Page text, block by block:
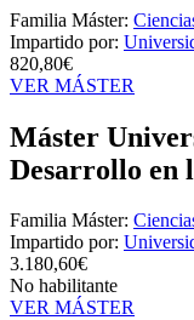
Familia Máster:
Impartido por:
820,80€
VER MÁSTER
Máster
Desarrollo en
Familia Máster:
Impartido por:
3.180,60€
No habilitante
VER MÁSTER